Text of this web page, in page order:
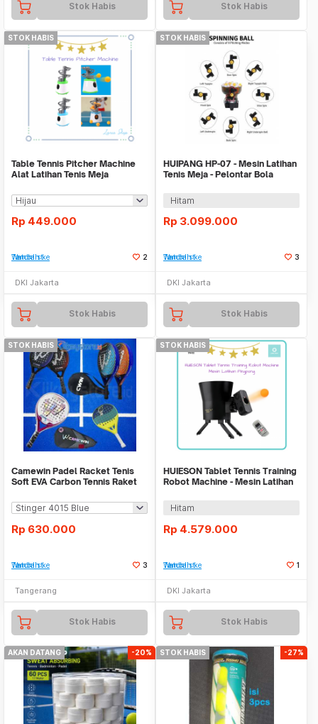
Stok Habis Stok Habis
STOK HABIS
Table Tennis Pitcher Machine
Alat Latihan Tenis Meja
Rp 449.000
Tambah ke Watchlist 2
DKI Jakarta
Stok Habis
STOK HABIS
HUIPANG HP-07 - Mesin Latihan
Tenis Meja - Pelontar Bola
Hitam
Rp 3.099.000
Tambah ke Watchlist 3
DKI Jakarta
Stok Habis
STOK HABIS
Camewin Padel Racket Tenis
Soft EVA Carbon Tennis Raket
Rp 630.000
Tambah ke Watchlist 3
Tangerang
Stok Habis
STOK HABIS
HUIESON Tablet Tennis Training
Robot Machine - Mesin Latihan
Hitam
Rp 4.579.000
Tambah ke Watchlist 1
DKI Jakarta
Stok Habis
AKAN DATANG -20% STOK HABIS -27%